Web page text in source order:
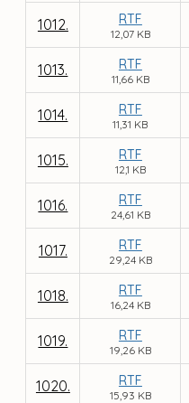
1012. RTF
12,07 KB
1013. RTF
11,66 KB
1014. RTF
11,31 KB
1015. RTF
12,1 KB
1016. RTF
24,61 KB
1017. RTF
29,24 KB
1018. RTF
16,24 KB
1019. RTF
19,26 KB
1020. RTF
15,93 KB